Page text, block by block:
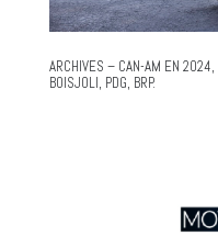
ARCHIVES – CAN-AM EN 2024,
BOISJOLI, PDG, BRP.